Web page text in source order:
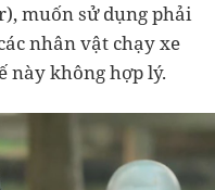
muốn sử dụng phải
nhân vật chạy xe
này không hợp lý.